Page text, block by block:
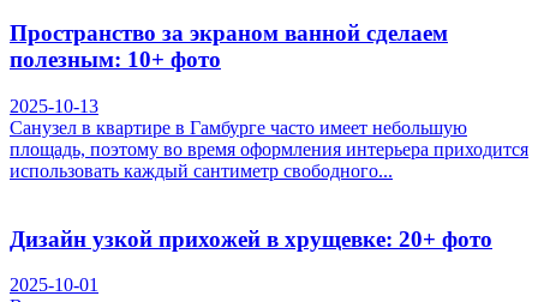
Пространство за экраном ванной сделаем
полезным: 10+ фото
2025-10-13
Санузел в квартире в Гамбурге часто имеет небольшую
площадь, поэтому во время оформления интерьера приходится
использовать каждый сантиметр свободного...
Дизайн узкой прихожей в хрущевке: 20+ фото
2025-10-01